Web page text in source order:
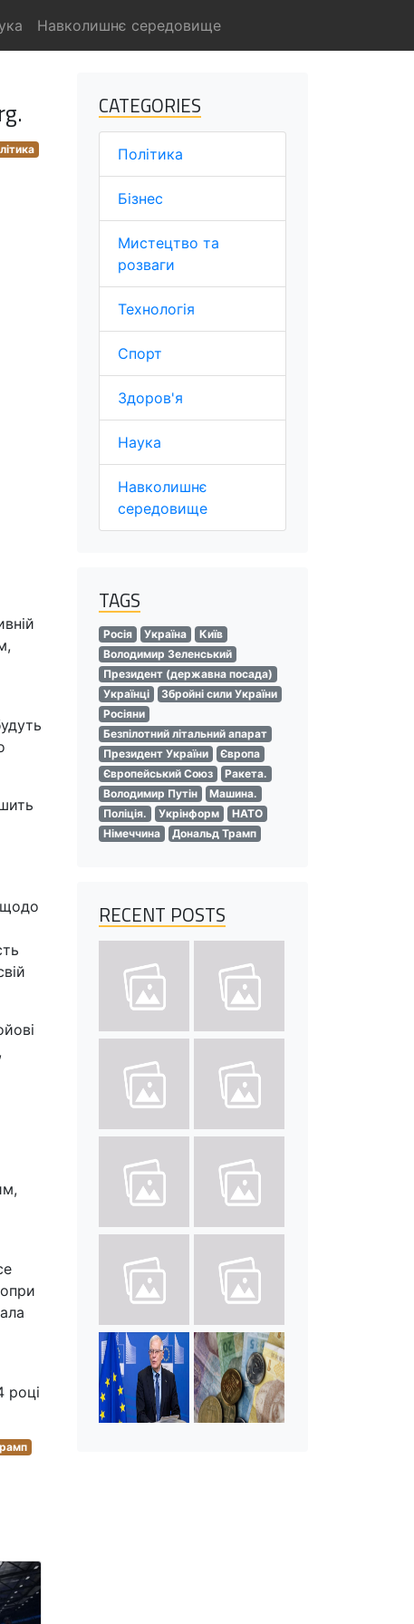
Навколишнє середовище
щодо
році
CATEGORIES
Політика
Бізнес
Мистецтво та
розваги
Технологія
Спорт
Здоров'я
Наука
Навколишнє
середовище
TAGS
Росія Україна
Київ
Володимир Зеленський
Президент (державна посада)
Українці
Збройні сили України
Росіяни
Безпілотний літальний апарат
Президент України
Європа
Європейський Союз
Ракета.
Володимир Путін
Машина.
Поліція.
Укрінформ
НАТО
Німеччина
Дональд Трамп
RECENT POSTS